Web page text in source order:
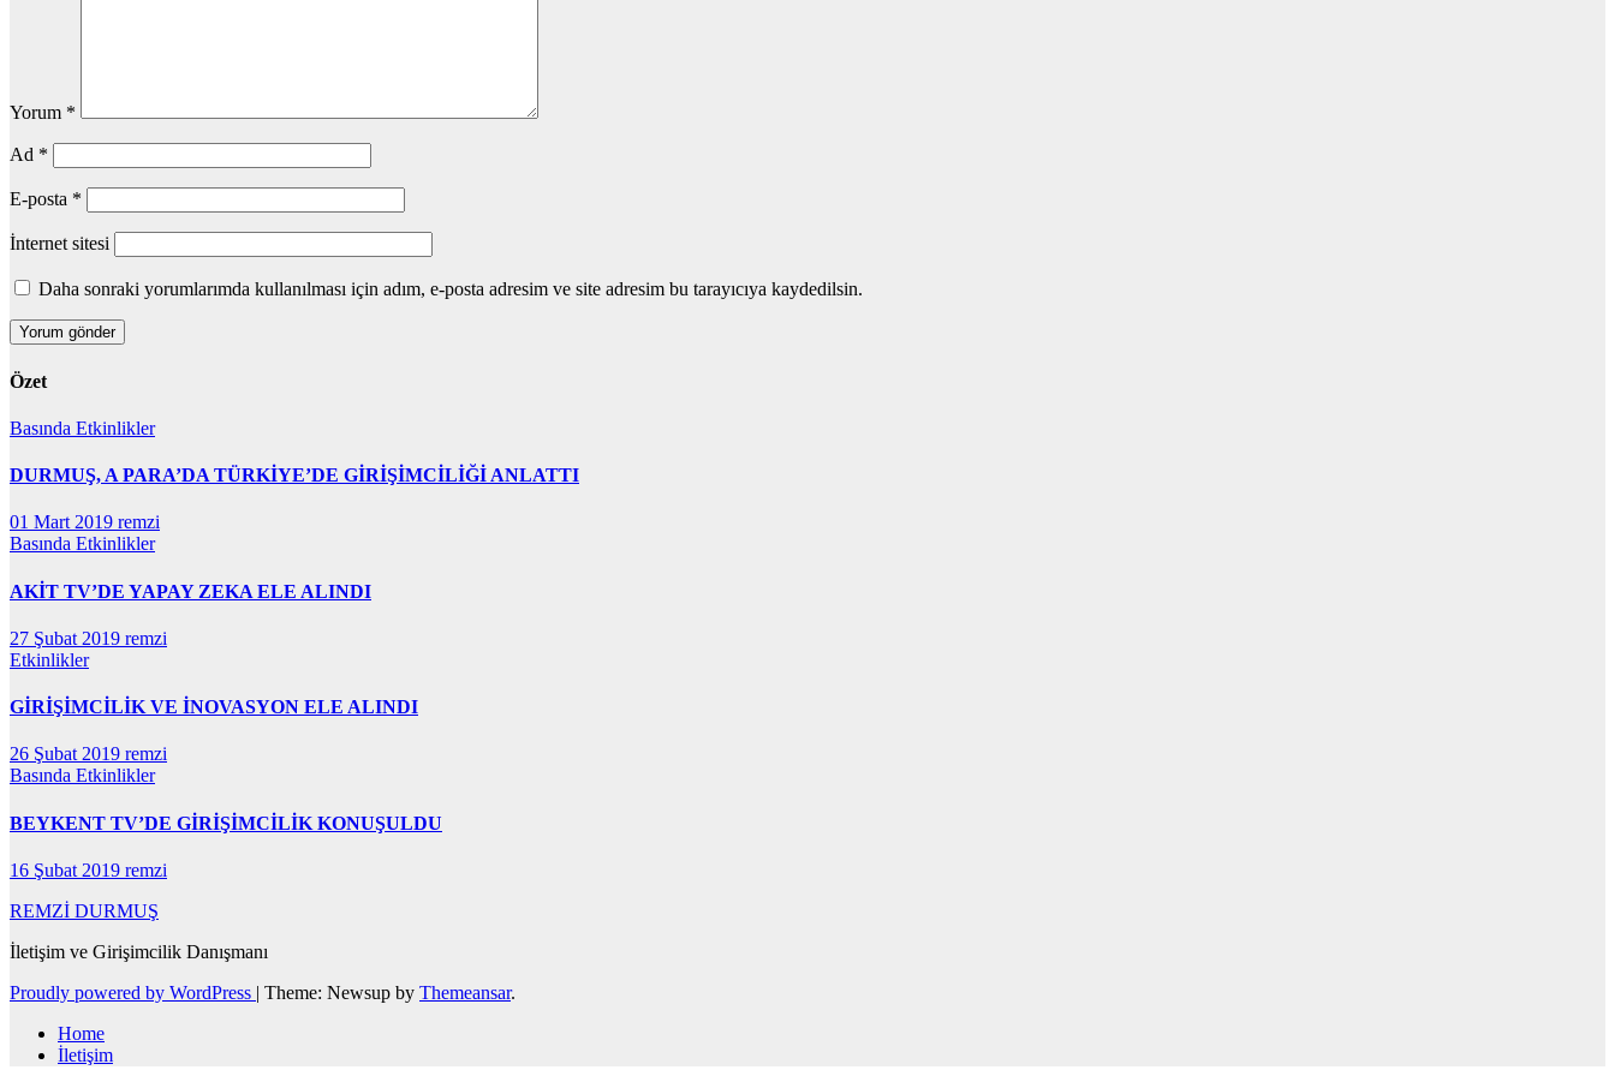
Yorum *
Ad *
E-posta *
İnternet sitesi
Daha sonraki yorumlarımda kullanılması için adım, e-posta adresim ve site adresim bu tarayıcıya kaydedilsin.
Özet
Basında Etkinlikler
DURMUŞ, A PARA’DA TÜRKİYE’DE GİRİŞİMCİLİĞİ ANLATTI
01 Mart 2019 remzi
Basında Etkinlikler
AKİT TV’DE YAPAY ZEKA ELE ALINDI
27 Şubat 2019 remzi
Etkinlikler
GİRİŞİMCİLİK VE İNOVASYON ELE ALINDI
26 Şubat 2019 remzi
Basında Etkinlikler
BEYKENT TV’DE GİRİŞİMCİLİK KONUŞULDU
16 Şubat 2019 remzi
REMZİ DURMUŞ
İletişim ve Girişimcilik Danışmanı
Proudly powered by WordPress | Theme: Newsup by Themeansar.
Home
İletişim